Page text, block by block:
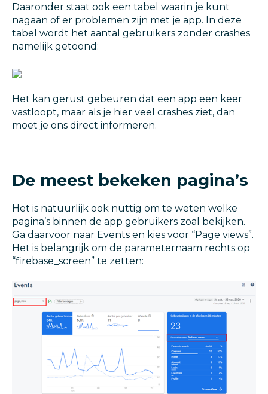
Daaronder staat ook een tabel waarin je kunt
nagaan of er problemen zijn met je app. In deze
tabel wordt het aantal gebruikers zonder crashes
namelijk getoond:
Het kan gerust gebeuren dat een app een keer
vastloopt, maar als je hier veel crashes ziet, dan
moet je ons direct informeren.
De meest bekeken pagina’s
Het is natuurlijk ook nuttig om te weten welke
pagina’s binnen de app gebruikers zoal bekijken.
Ga daarvoor naar Events en kies voor “Page views”.
Het is belangrijk om de parameternaam rechts op
“firebase_screen” te zetten: